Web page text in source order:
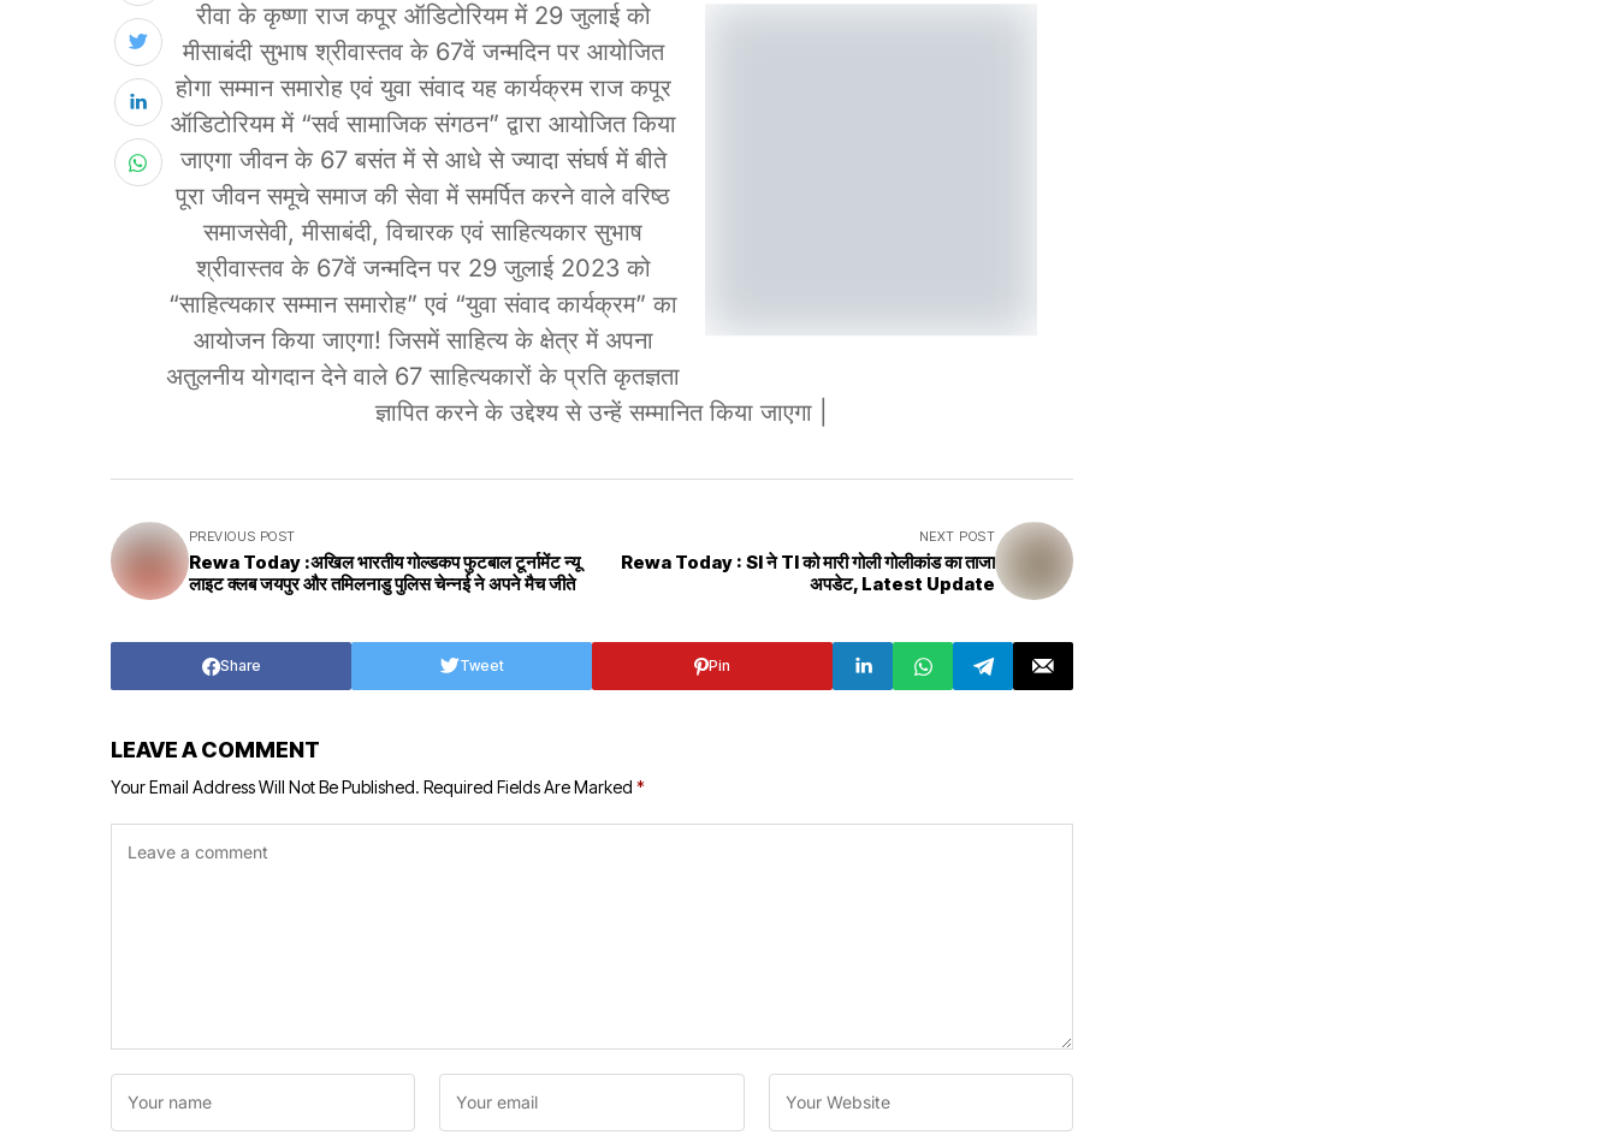
रीवा के कृष्णा राज कपूर ऑडिटोरियम में 29 जुलाई को
मीसाबंदी सुभाष श्रीवास्तव के 67वें जन्मदिन पर आयोजित
होगा सम्मान समारोह एवं युवा संवाद यह कार्यक्रम राज कपूर
ऑडिटोरियम में “सर्व सामाजिक संगठन” द्वारा आयोजित किया
जाएगा जीवन के 67 बसंत में से आधे से ज्यादा संघर्ष में बीते
पूरा जीवन समूचे समाज की सेवा में समर्पित करने वाले वरिष्ठ
समाजसेवी, मीसाबंदी, विचारक एवं साहित्यकार सुभाष
श्रीवास्तव के 67वें जन्मदिन पर 29 जुलाई 2023 को
“साहित्यकार सम्मान समारोह” एवं “युवा संवाद कार्यक्रम” का
आयोजन किया जाएगा! जिसमें साहित्य के क्षेत्र में अपना
अतुलनीय योगदान देने वाले 67 साहित्यकारों के प्रति कृतज्ञता
ज्ञापित करने के उद्देश्य से उन्हें सम्मानित किया जाएगा |
PREVIOUS POST
Rewa Today :अखिल भारतीय गोल्डकप फुटबाल टूर्नामेंट न्यू
लाइट क्लब जयपुर और तमिलनाडु पुलिस चेन्नई ने अपने मैच जीते
NEXT POST
Rewa Today : SI ने TI को मारी गोली गोलीकांड का ताजा
अपडेट, Latest Update
Share Tweet Pin
LEAVE A COMMENT
Your Email Address Will Not Be Published. Required Fields Are Marked *